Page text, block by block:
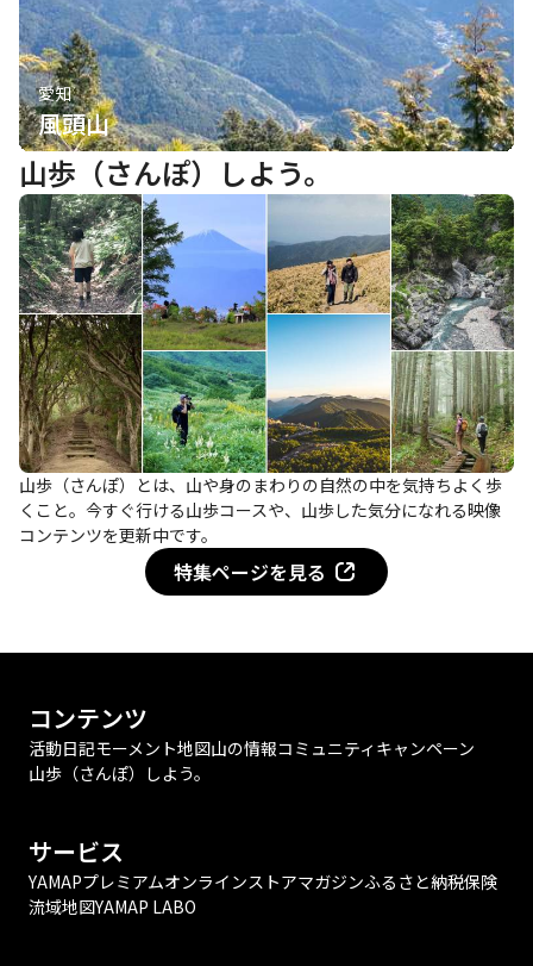
愛知
風頭山
山歩（さんぽ）しよう。
山歩（さんぽ）とは、山や身のまわりの自然の中を気持ちよく歩
くこと。今すぐ行ける山歩コースや、山歩した気分になれる映像
コンテンツを更新中です。
特集ページを見る
コンテンツ
活動日記モーメント地図山の情報コミュニティ キャンペーン
山歩（さんぽ）しよう。
サービス
YAMAPプレミアムオンラインストアマガジンふるさと納税保険
流域地図YAMAP LABO